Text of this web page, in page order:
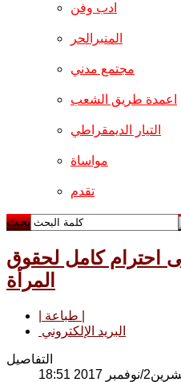
ادب وفن
المنبرالحر
مجتمع مدني
اعمدة طريق الشعب
التيار الديمقراطي
مواساة
تقدم
بحث
احترام كامل لحقوق
المرأة
البريد الإلكتروني
التفاصيل